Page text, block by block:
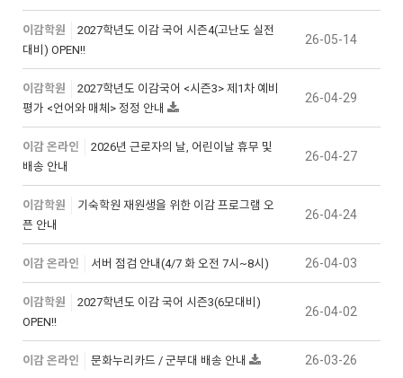
이감학원
2027학년도 이감 국어 시즌4(고난도 실전
대비) OPEN!!
26-05-14
이감학원
2027학년도 이감국어 <시즌3> 제1차 예비
평가 <언어와 매체> 정정 안내
26-04-29
이감 온라인
2026년 근로자의 날, 어린이날 휴무 및
배송 안내
26-04-27
이감학원
기숙학원 재원생을 위한 이감 프로그램 오
픈 안내
26-04-24
이감 온라인 서버 점검 안내(4/7 화 오전 7시~8시) 26-04-03
이감학원
2027학년도 이감 국어 시즌3(6모대비)
OPEN!!
26-04-02
이감 온라인 문화누리카드 / 군부대 배송 안내 26-03-26